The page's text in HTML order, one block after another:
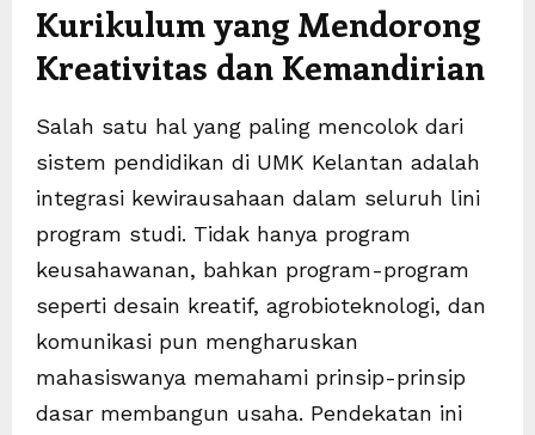
Kurikulum yang Mendorong
Kreativitas dan Kemandirian
Salah satu hal yang paling mencolok dari
sistem pendidikan di UMK Kelantan adalah
integrasi kewirausahaan dalam seluruh lini
program studi. Tidak hanya program
keusahawanan, bahkan program-program
seperti desain kreatif, agrobioteknologi, dan
komunikasi pun mengharuskan
mahasiswanya memahami prinsip-prinsip
dasar membangun usaha. Pendekatan ini